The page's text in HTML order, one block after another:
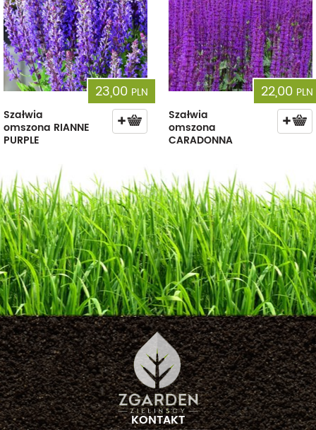
23,00 PLN
Szałwia
omszona RIANNE
PURPLE
22,00 PLN
Szałwia
omszona
CARADONNA
KONTAKT